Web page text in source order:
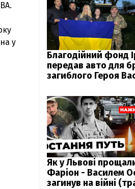
у
Благодійний фонд
передав авто для
загиблого Героя
Як у Львові
Фаріон - Василем
загинув на війні